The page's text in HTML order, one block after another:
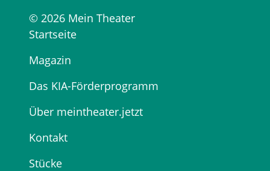
© 2026 Mein Theater
Startseite
Magazin
Das KIA-Förderprogramm
Über meintheater.jetzt
Kontakt
Stücke